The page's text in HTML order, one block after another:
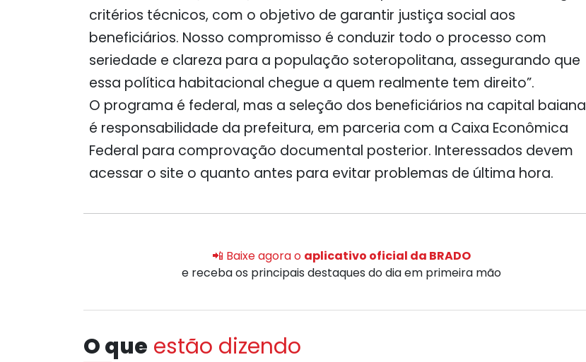
critérios técnicos, com o objetivo de garantir justiça social aos
beneficiários. Nosso compromisso é conduzir todo o processo com
seriedade e clareza para a população soteropolitana, assegurando que
essa política habitacional chegue a quem realmente tem direito”.
O programa é federal, mas a seleção dos beneficiários na capital baiana
é responsabilidade da prefeitura, em parceria com a Caixa Econômica
Federal para comprovação documental posterior. Interessados devem
acessar o site o quanto antes para evitar problemas de última hora.
📲 Baixe agora o aplicativo oficial da BRADO
e receba os principais destaques do dia em primeira mão
O que estão dizendo